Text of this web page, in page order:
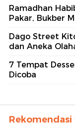
Ramadhan
Pakar, Bukber
Dago Street
dan Aneka
7 Tempat
Dicoba